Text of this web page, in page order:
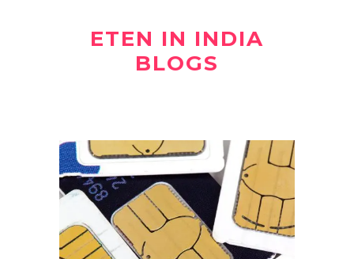
ETEN IN INDIA
BLOGS